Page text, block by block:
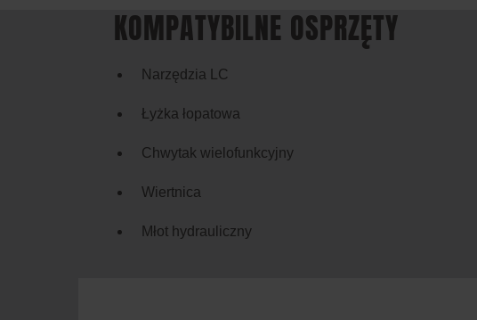
KOMPATYBILNE OSPRZĘTY
Narzędzia LC
Łyżka łopatowa
Chwytak wielofunkcyjny
Wiertnica
Młot hydrauliczny